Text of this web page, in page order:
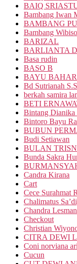
BAIQ
Bambang Iwan
BAMBANG
Bambang
BARIZAL
BARLIANTA
Basa rudin
BASO B
BAYU
Bd Sutrianah
berkah samira
BETI
Bintang Dianika
Bintoro Bayu
BUBUN
Budi Setiawan
BULAN
Bunda Sakra
Candra Kirana
Cart
Cece Surahmat
Chalimatus
Chandra
Checkout
Christian
CITRA DEWI
Coni norviana
Cucun